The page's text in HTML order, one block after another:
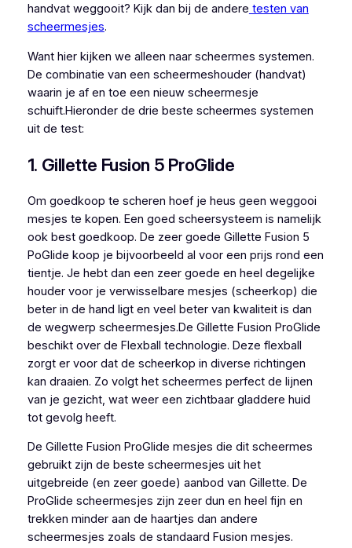
handvat weggooit? Kijk dan bij de andere testen van
scheermesjes.
Want hier kijken we alleen naar scheermes systemen.
De combinatie van een scheermeshouder (handvat)
waarin je af en toe een nieuw scheermesje
schuift.Hieronder de drie beste scheermes systemen
uit de test:
1. Gillette Fusion 5 ProGlide
Om goedkoop te scheren hoef je heus geen weggooi
mesjes te kopen. Een goed scheersysteem is namelijk
ook best goedkoop. De zeer goede Gillette Fusion 5
PoGlide koop je bijvoorbeeld al voor een prijs rond een
tientje. Je hebt dan een zeer goede en heel degelijke
houder voor je verwisselbare mesjes (scheerkop) die
beter in de hand ligt en veel beter van kwaliteit is dan
de wegwerp scheermesjes.De Gillette Fusion ProGlide
beschikt over de Flexball technologie. Deze flexball
zorgt er voor dat de scheerkop in diverse richtingen
kan draaien. Zo volgt het scheermes perfect de lijnen
van je gezicht, wat weer een zichtbaar gladdere huid
tot gevolg heeft.
De Gillette Fusion ProGlide mesjes die dit scheermes
gebruikt zijn de beste scheermesjes uit het
uitgebreide (en zeer goede) aanbod van Gillette. De
ProGlide scheermesjes zijn zeer dun en heel fijn en
trekken minder aan de haartjes dan andere
scheermesjes zoals de standaard Fusion mesjes.